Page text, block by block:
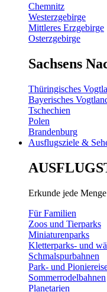
Chemnitz
Westerzgebirge
Mittleres Erzgebirge
Osterzgebirge
Sachsens
Thüringisches
Bayerisches
Tschechien
Polen
Brandenburg
Ausflugsziele &
Erkunde jede
Für Familien
Zoos und Tierparks
Miniaturenparks
Kletterparks- und
Schmalspurbahnen
Park- und
Sommerrodelbahnen
Planetarien